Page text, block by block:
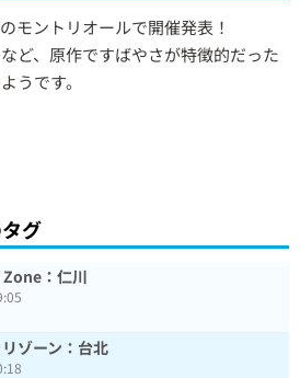
モントリオールで開催発表！
ど、原作ですばやさが特徴的だった
うです。
グ
：仁川
ゾーン：台北